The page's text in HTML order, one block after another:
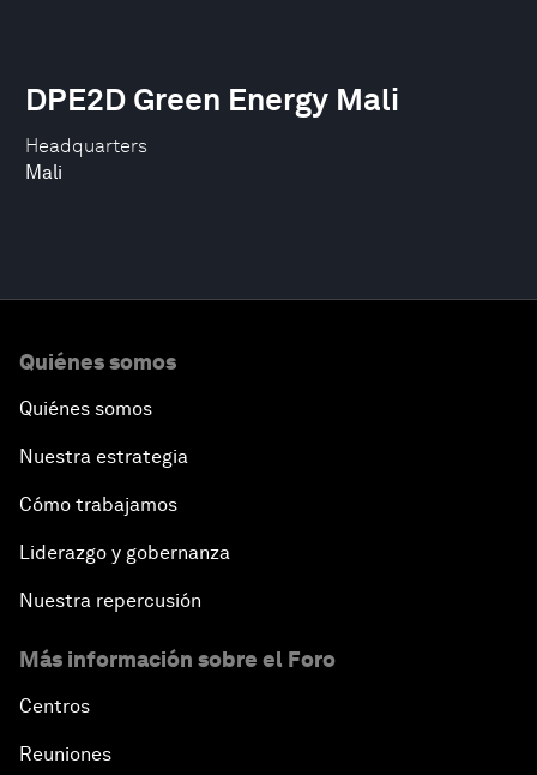
Headquarters
Mali
DPE2D Green Energy Mali
Quiénes somos
Quiénes somos
Nuestra estrategia
Cómo trabajamos
Liderazgo y gobernanza
Nuestra repercusión
Más información sobre el Foro
Centros
Reuniones